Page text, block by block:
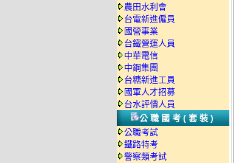
農田水利會
台電新進僱員
國營事業
台鐵營運人員
中華電信
中鋼集團
台糖新進工員
國軍人才招募
台水評價人員
公職國考(套裝)
公職考試
鐵路特考
警察類考試